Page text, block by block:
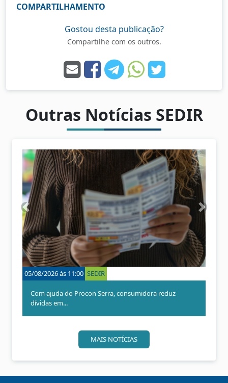
COMPARTILHAMENTO
Gostou desta publicação?
Compartilhe com os outros.
Outras Notícias SEDIR
05/08/2026 às 11:00 SEDIR
Com ajuda do Procon Serra, consumidora reduz
dívidas em...
A
n
t
e
r
i
o
r
P
i
m
o
MAIS NOTÍCIAS